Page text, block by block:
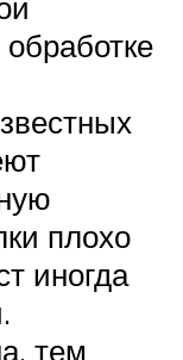
плохо
иногда
тем